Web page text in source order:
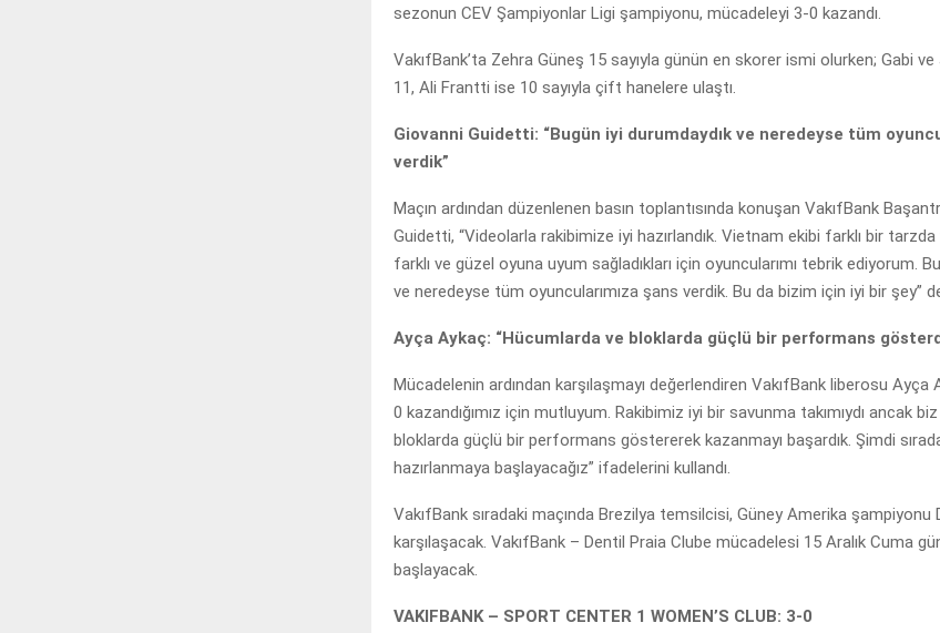
sezonun CEV Şampiyonlar Ligi şampiyonu, mücadeleyi 3-0 kazandı.
VakıfBank’ta Zehra Güneş 15 sayıyla günün en skorer ismi olurken; Gabi
11, Ali Frantti ise 10 sayıyla çift hanelere ulaştı.
Giovanni Guidetti: “Bugün iyi durumdaydık ve neredeyse tüm
verdik”
Maçın ardından düzenlenen basın toplantısında konuşan VakıfBank
Guidetti, “Videolarla rakibimize iyi hazırlandık. Vietnam ekibi farklı bir
farklı ve güzel oyuna uyum sağladıkları için oyuncularımı tebrik ediyorum.
ve neredeyse tüm oyuncularımıza şans verdik. Bu da bizim için iyi bir şey”
Ayça Aykaç: “Hücumlarda ve bloklarda güçlü bir performans
Mücadelenin ardından karşılaşmayı değerlendiren VakıfBank liberosu Ayça
0 kazandığımız için mutluyum. Rakibimiz iyi bir savunma takımıydı ancak
bloklarda güçlü bir performans göstererek kazanmayı başardık. Şimdi
hazırlanmaya başlayacağız” ifadelerini kullandı.
VakıfBank sıradaki maçında Brezilya temsilcisi, Güney Amerika şampiyonu
karşılaşacak. VakıfBank – Dentil Praia Clube mücadelesi 15 Aralık Cuma
başlayacak.
VAKIFBANK – SPORT CENTER 1 WOMEN’S CLUB: 3-0